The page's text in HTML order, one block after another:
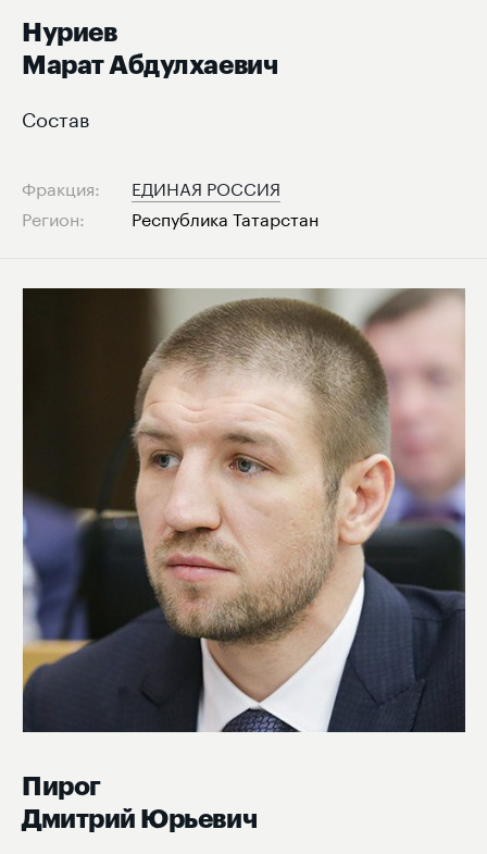
Нуриев
Марат Абдулхаевич
Состав
Фракция:
ЕДИНАЯ РОССИЯ
Регион:
Республика Татарстан
Пирог
Дмитрий Юрьевич